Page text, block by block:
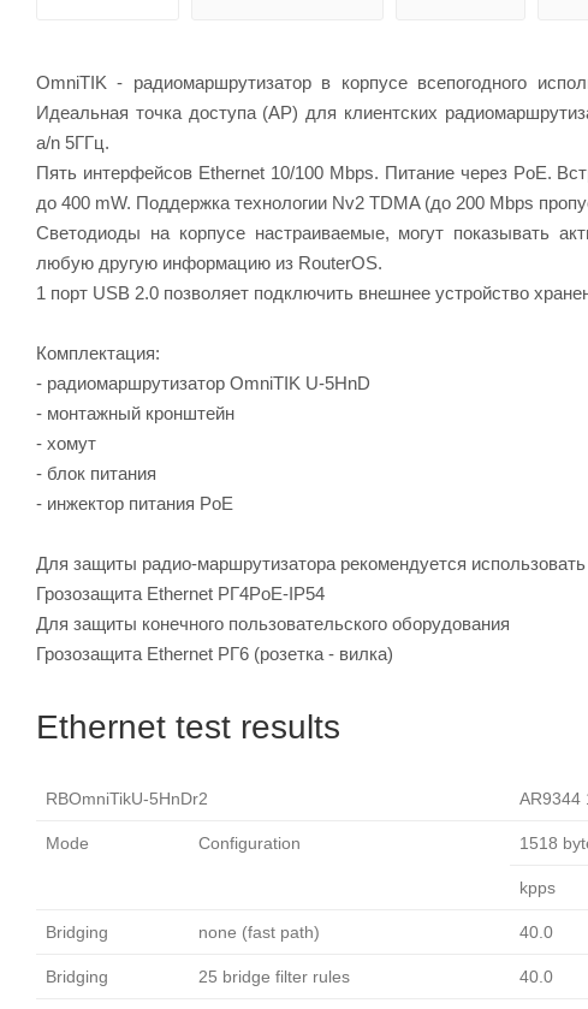
OmniTIK - радиомаршрутизатор в корпусе всепогодного
Идеальная точка доступа (AP) для клиентских
a/n 5ГГц.
Пять интерфейсов Ethernet 10/100 Mbps. Питание через PoE.
до 400 mW. Поддержка технологии Nv2 TDMA (до 200 Mbps
Светодиоды на корпусе настраиваемые, могут показывать
любую другую информацию из RouterOS.
1 порт USB 2.0 позволяет подключить внешнее устройство
Комплектация:
- радиомаршрутизатор OmniTIK U-5HnD
- монтажный кронштейн
- хомут
- блок питания
- инжектор питания PoE
Для защиты радио-маршрутизатора рекомендуется использовать
Грозозащита Ethernet РГ4PoE-IP54
Для защиты конечного пользовательского оборудования
Грозозащита Ethernet РГ6 (розетка - вилка)
Ethernet test results
RBOmniTikU-5HnDr2 AR9344
Mode Configuration 1518
kpps
Bridging none (fast path) 40.0
Bridging 25 bridge filter rules 40.0